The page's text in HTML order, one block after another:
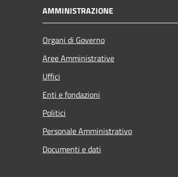
AMMINISTRAZIONE
Organi di Governo
Aree Amministrative
Uffici
Enti e fondazioni
Politici
Personale Amministrativo
Documenti e dati